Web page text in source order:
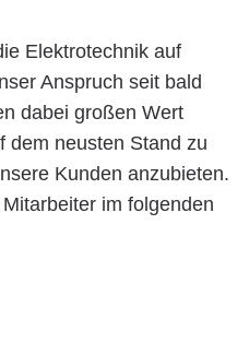
Elektrotechnik auf
Anspruch seit bald
dabei großen Wert
dem neusten Stand zu
Kunden anzubieten.
im folgenden